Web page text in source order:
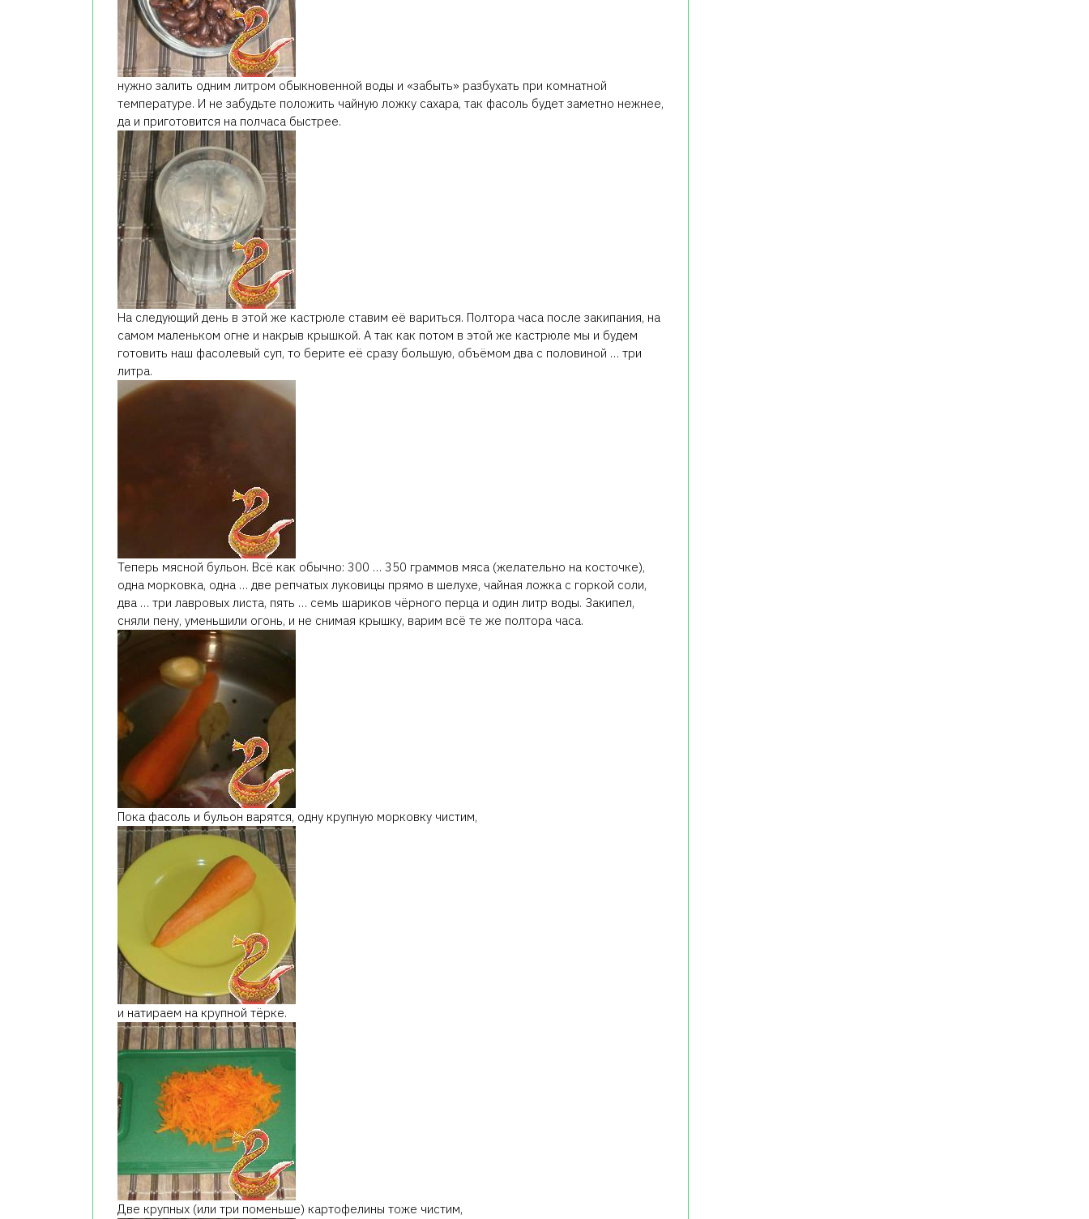
нужно залить одним литром обыкновенной воды и «забыть» разбухать при комнатной
температуре. И не забудьте положить чайную ложку сахара, так фасоль будет заметно нежнее,
да и приготовится на полчаса быстрее.
На следующий день в этой же кастрюле ставим её вариться. Полтора часа после закипания, на
самом маленьком огне и накрыв крышкой. А так как потом в этой же кастрюле мы и будем
готовить наш фасолевый суп, то берите её сразу большую, объёмом два с половиной … три
литра.
Теперь мясной бульон. Всё как обычно: 300 … 350 граммов мяса (желательно на косточке),
одна морковка, одна … две репчатых луковицы прямо в шелухе, чайная ложка с горкой соли,
два … три лавровых листа, пять … семь шариков чёрного перца и один литр воды. Закипел,
сняли пену, уменьшили огонь, и не снимая крышку, варим всё те же полтора часа.
Пока фасоль и бульон варятся, одну крупную морковку чистим,
и натираем на крупной тёрке.
Две крупных (или три поменьше) картофелины тоже чистим,